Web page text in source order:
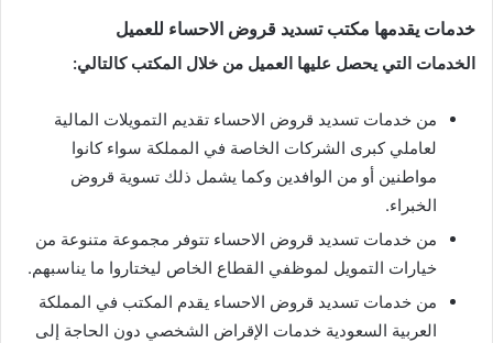
خدمات يقدمها مكتب تسديد قروض الاحساء للعميل
الخدمات التي يحصل عليها العميل من خلال المكتب كالتالي:
من خدمات تسديد قروض الاحساء تقديم التمويلات المالية
لعاملي كبرى الشركات الخاصة في المملكة سواء كانوا
مواطنين أو من الوافدين وكما يشمل ذلك تسوية قروض
الخبراء.
من خدمات تسديد قروض الاحساء تتوفر مجموعة متنوعة من
خيارات التمويل لموظفي القطاع الخاص ليختاروا ما يناسبهم.
من خدمات تسديد قروض الاحساء يقدم المكتب في المملكة
العربية السعودية خدمات الإقراض الشخصي دون الحاجة إلى